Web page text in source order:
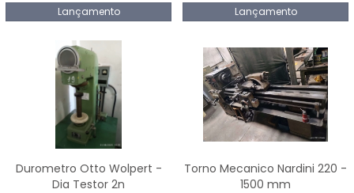
Lançamento Lançamento
Durometro Otto Wolpert -
Dia Testor 2n
Torno Mecanico Nardini 220 -
1500 mm